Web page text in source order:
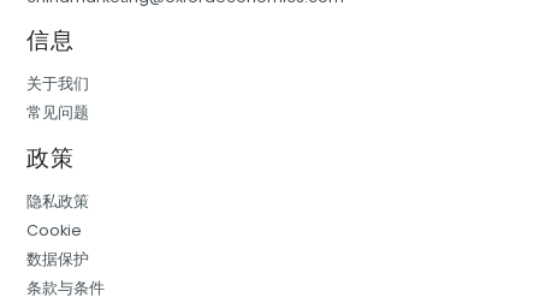
信息
关于我们
常见问题
政策
隐私政策
Cookie
数据保护
条款与条件